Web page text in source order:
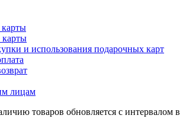
и использования подарочных карт
лицам
товаров обновляется с интервалом в